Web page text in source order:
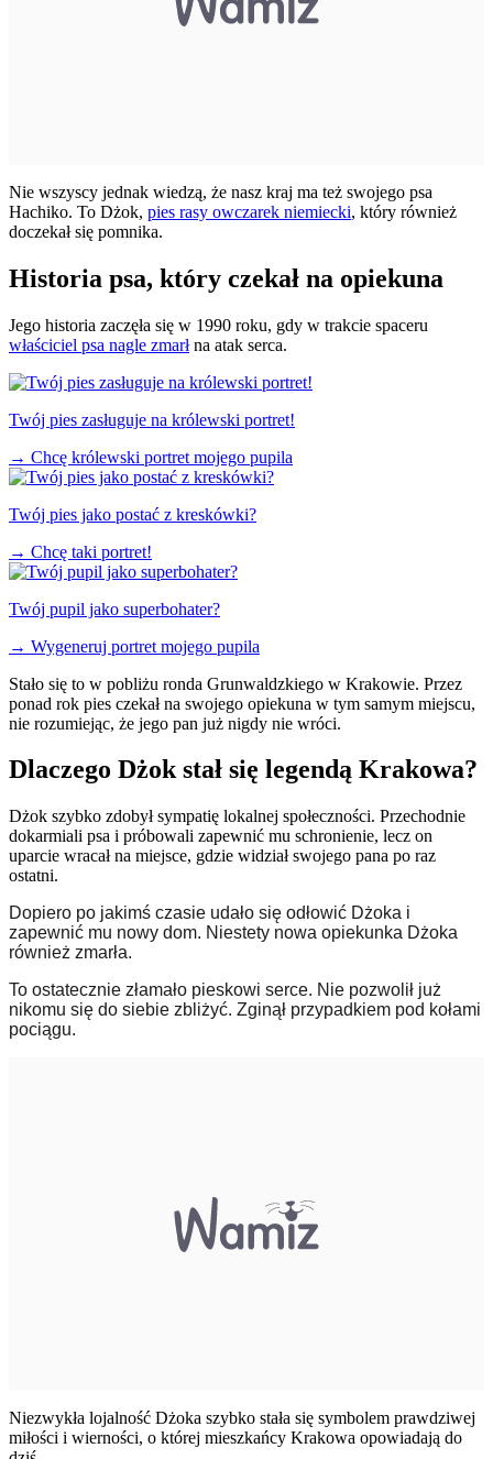
Nie wszyscy jednak wiedzą, że nasz kraj ma też swojego psa
Hachiko. To Dżok, pies rasy owczarek niemiecki, który również
doczekał się pomnika.
Historia psa, który czekał na opiekuna
Jego historia zaczęła się w 1990 roku, gdy w trakcie spaceru
właściciel psa nagle zmarłna atak serca.
Twój pies zasługuje na królewski portret!
→ Chcę królewski portret mojego pupila
Twój pies jako postać z kreskówki?
→ Chcę taki portret!
Twój pupil jako superbohater?
→ Wygeneruj portret mojego pupila
Stało się to w pobliżu ronda Grunwaldzkiego w Krakowie. Przez
ponad rok pies czekał na swojego opiekuna w tym samym miejscu,
nie rozumiejąc, że jego pan już nigdy nie wróci.
Dlaczego Dżok stał się legendą Krakowa?
Dżok szybko zdobył sympatię lokalnej społeczności. Przechodnie
dokarmiali psa i próbowali zapewnić mu schronienie, lecz on
uparcie wracał na miejsce, gdzie widział swojego pana po raz
ostatni.
Dopiero po jakimś czasie udało się odłowić Dżoka i
zapewnić mu nowy dom. Niestety nowa opiekunka Dżoka
również zmarła.
To ostatecznie złamało pieskowi serce. Nie pozwolił już
nikomu się do siebie zbliżyć. Zginął przypadkiem pod kołami
pociągu.
Niezwykła lojalność Dżoka szybko stała się symbolem prawdziwej
miłości i wierności, o której mieszkańcy Krakowa opowiadają do